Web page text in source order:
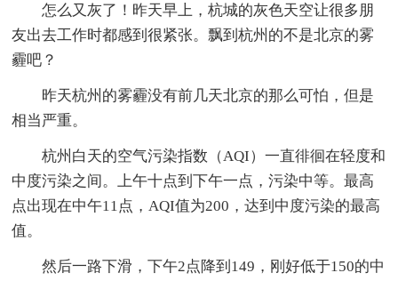
怎么又灰了！昨天早上，杭城的灰色天空让很多朋
友出去工作时都感到很紧张。飘到杭州的不是北京的雾
霾吧？
昨天杭州的雾霾没有前几天北京的那么可怕，但是
相当严重。
杭州白天的空气污染指数（AQI）一直徘徊在轻度和
中度污染之间。上午十点到下午一点，污染中等。最高
点出现在中午11点，AQI值为200，达到中度污染的最高
值。
然后一路下滑，下午2点降到149，刚好低于150的中